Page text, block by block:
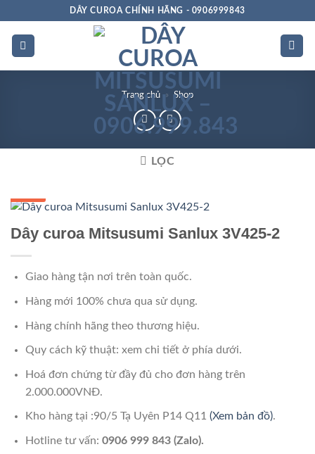
dung
DÂY CUROA CHÍNH HÃNG - 0906999843
Trang chủ » Shop
LỌC
Dây curoa Mitsusumi Sanlux 3V425-2
Giao hàng tận nơi trên toàn quốc.
Hàng mới 100% chưa qua sử dụng.
Hàng chính hãng theo thương hiệu.
Quy cách kỹ thuật: xem chi tiết ở phía dưới.
Hoá đơn chứng từ đầy đủ cho đơn hàng trên
2.000.000VNĐ.
Kho hàng tại :90/5 Tạ Uyên P14 Q11 (Xem bản đồ).
Hotline tư vấn: 0906 999 843 (Zalo).